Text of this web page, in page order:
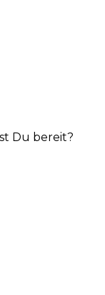
Du bereit?